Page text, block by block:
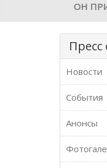
ОН
Пресс
Новости
События
Анонсы